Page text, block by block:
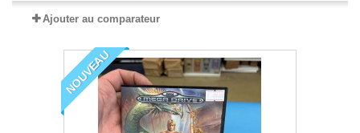
Ajouter au comparateur
NOUVEAU